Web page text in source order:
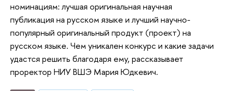
номинациям: лучшая оригинальная научная
публикация на русском языке и лучший научно-
популярный оригинальный продукт (проект) на
русском языке. Чем уникален конкурс и какие задачи
удастся решить благодаря ему, рассказывает
проректор НИУ ВШЭ Мария Юдкевич.